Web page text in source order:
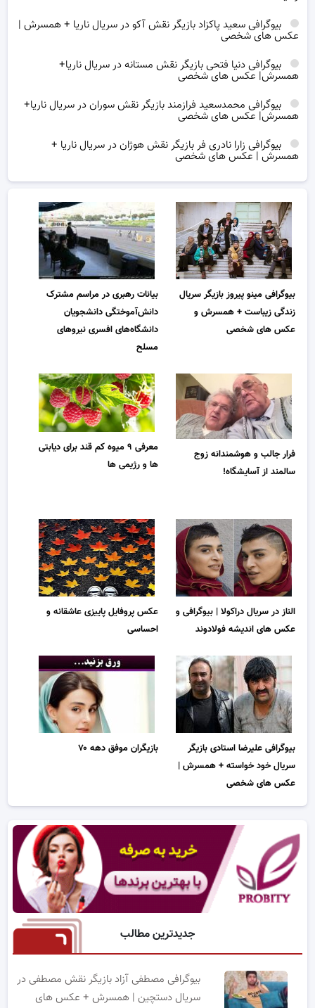
بیوگرافی سعید پاکزاد بازیگر نقش آکو در سریال ناریا + همسرش |
عکس های شخصی
بیوگرافی دنیا فتحی بازیگر نقش مستانه در سریال ناریا+
همسرش| عکس های شخصی
بیوگرافی محمدسعید فرازمند بازیگر نقش سوران در سریال ناریا+
همسرش| عکس های شخصی
بیوگرافی زارا نادری فر بازیگر نقش هوژان در سریال ناریا +
همسرش | عکس های شخصی
بیوگرافی مینو پیروز بازیگر سریال
زندگی زیباست + همسرش و
عکس های شخصی
بیانات رهبری در مراسم مشترک
دانش‌آموختگی دانشجویان
دانشگاه‌های افسری نیروهای
مسلح
فرار جالب و هوشمندانه زوج
سالمند از آسایشگاه!
معرفی ۹ میوه کم قند برای دیابتی
ها و رژیمی ها
الناز در سریال دراکولا | بیوگرافی و
عکس های اندیشه فولادوند
عکس پروفایل پاییزی عاشقانه و
احساسی
بیوگرافی علیرضا استادی بازیگر
سریال خود خواسته + همسرش |
عکس های شخصی
بازیگران موفق دهه ۷۰
جدیدترین مطالب
بیوگرافی مصطفی آزاد بازیگر نقش مصطفی در
سریال دستچین | همسرش + عکس های